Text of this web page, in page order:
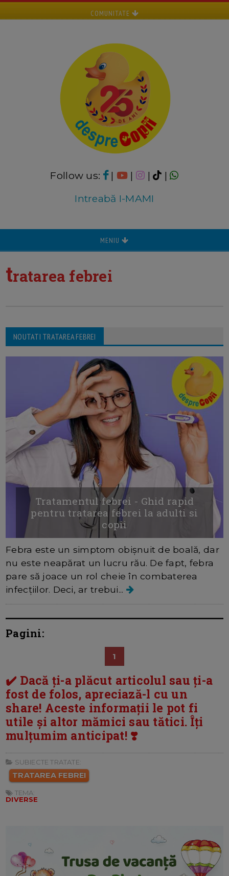
COMUNITATE
Follow us: | | |
|
Intreabă I-MAMI
MENIU
tratarea febrei
NOUTATI TRATAREA FEBREI
Tratamentul febrei - Ghid rapid
pentru tratarea febrei la adulti si
copii
Febra este un simptom obișnuit de boală, dar
nu este neapărat un lucru rău. De fapt, febra
pare să joace un rol cheie în combaterea
infecțiilor. Deci, ar trebui...
Pagini:
1
✔️ Dacă ți-a plăcut articolul sau ți-a
fost de folos, apreciază-l cu un
share! Aceste informații le pot fi
utile și altor mămici sau tătici. Îți
mulțumim anticipat! ❣️
SUBIECTE TRATATE:
TRATAREA FEBREI
TEMA:
DIVERSE